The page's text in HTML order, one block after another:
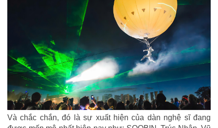
Và chắc chắn, đó là sự xuất hiện của dàn nghệ sĩ đang